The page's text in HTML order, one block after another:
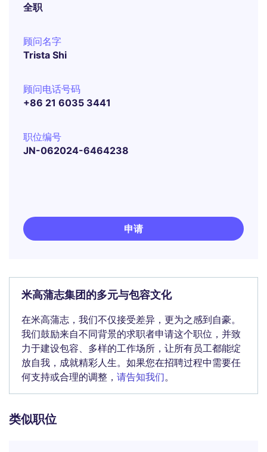
全职
顾问名字
Trista Shi
顾问电话号码
+86 21 6035 3441
职位编号
JN-062024-6464238
申请
米高蒲志集团的多元与包容文化
在米高蒲志，我们不仅接受差异，更为之感到自豪。
我们鼓励来自不同背景的求职者申请这个职位，并致
力于建设包容、多样的工作场所，让所有员工都能绽
放自我，成就精彩人生。如果您在招聘过程中需要任
何支持或合理的调整， 请告知我们。
类似职位